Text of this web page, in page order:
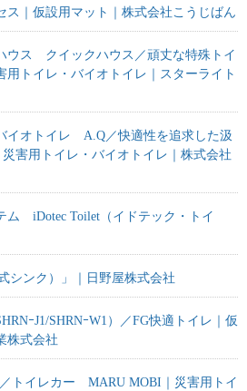
ス｜仮設用マット｜株式会社こうじばん
ウス クイックハウス／頑丈な特殊トイ
トイレ・バイオトイレ｜スターライト
イオトイレ A.Q／快適性を追求した汲
害用トイレ・バイオトイレ｜株式会社
ム iDotec Toilet（イドテック・トイ
シンク）」｜日野屋株式会社
ｰJ1/SHRNｰW1）／FG快適トイレ｜仮
株式会社
トイレカー MARU MOBI｜災害用トイ